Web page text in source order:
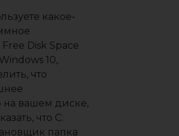
какое-
Disk Space
10,
что
на вашем диске,
что C:
папка